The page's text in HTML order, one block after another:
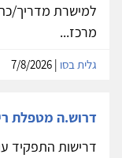
למישרת מדריך/
מרכז...
גלית בסו
דרוש.ה מטפלת
דרישות התפקיד